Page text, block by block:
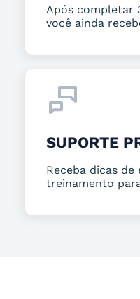
Após completar
você ainda
SUPORTE
Receba dicas
treinamento